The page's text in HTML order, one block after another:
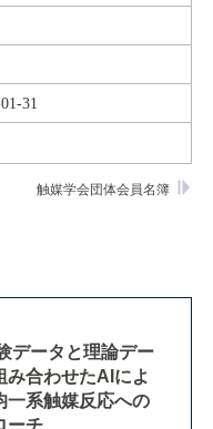
31
触媒学会団体会員名簿
データと理論デー
み合わせたAIによ
一系触媒反応への
ーチ